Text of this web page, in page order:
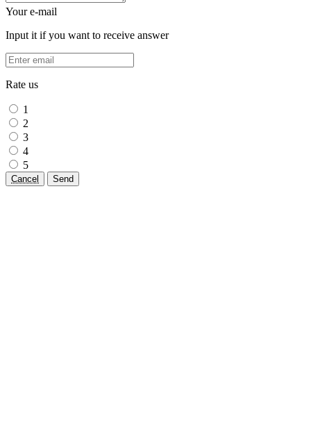
Your e-mail
Input it if you want to receive answer
Rate us
1
2
3
4
5
Cancel Send